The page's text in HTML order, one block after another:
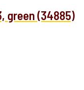
green (34885)